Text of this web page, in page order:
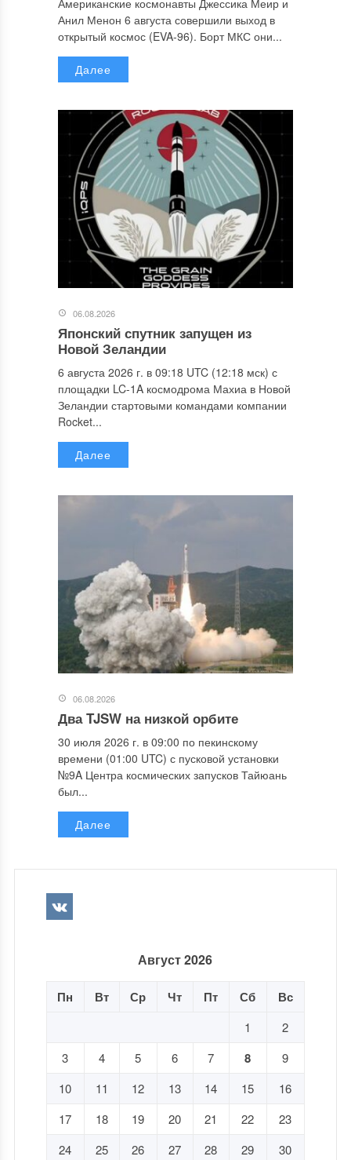
Анил Менон 6 августа совершили выход в
открытый космос (EVA-96). Борт МКС они...
Далее
06.08.2026
Японский спутник запущен из
Новой Зеландии
6 августа 2026 г. в 09:18 UTC (12:18 мск) с
площадки LC-1A космодрома Махиа в Новой
Зеландии стартовыми командами компании
Rocket...
Далее
06.08.2026
Два TJSW на низкой орбите
30 июля 2026 г. в 09:00 по пекинскому
времени (01:00 UTC) с пусковой установки
№9A Центра космических запусков Тайюань
был...
Далее
Август 2026
Пн Вт Ср Чт Пт Сб Вс
1
2
3
4 5 6 7 8
9
10
11 12 13 14 15
16
17
18 19 20 21 22
23
24
25 26 27 28 29
30